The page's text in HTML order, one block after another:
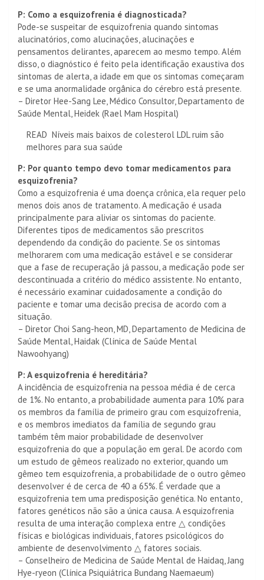
P: Como a esquizofrenia é diagnosticada?
Pode-se suspeitar de esquizofrenia quando sintomas
alucinatórios, como alucinações, alucinações e
pensamentos delirantes, aparecem ao mesmo tempo. Além
disso, o diagnóstico é feito pela identificação exaustiva dos
sintomas de alerta, a idade em que os sintomas começaram
e se uma anormalidade orgânica do cérebro está presente.
– Diretor Hee-Sang Lee, Médico Consultor, Departamento de
Saúde Mental, Heidek (Rael Mam Hospital)
READ Níveis mais baixos de colesterol LDL ruim são
melhores para sua saúde
P: Por quanto tempo devo tomar medicamentos para
esquizofrenia?
Como a esquizofrenia é uma doença crônica, ela requer pelo
menos dois anos de tratamento. A medicação é usada
principalmente para aliviar os sintomas do paciente.
Diferentes tipos de medicamentos são prescritos
dependendo da condição do paciente. Se os sintomas
melhorarem com uma medicação estável e se considerar
que a fase de recuperação já passou, a medicação pode ser
descontinuada a critério do médico assistente. No entanto,
é necessário examinar cuidadosamente a condição do
paciente e tomar uma decisão precisa de acordo com a
situação.
– Diretor Choi Sang-heon, MD, Departamento de Medicina de
Saúde Mental, Haidak (Clínica de Saúde Mental
Nawoohyang)
P: A esquizofrenia é hereditária?
A incidência de esquizofrenia na pessoa média é de cerca
de 1%. No entanto, a probabilidade aumenta para 10% para
os membros da família de primeiro grau com esquizofrenia,
e os membros imediatos da família de segundo grau
também têm maior probabilidade de desenvolver
esquizofrenia do que a população em geral. De acordo com
um estudo de gêmeos realizado no exterior, quando um
gêmeo tem esquizofrenia, a probabilidade de o outro gêmeo
desenvolver é de cerca de 40 a 65%. É verdade que a
esquizofrenia tem uma predisposição genética. No entanto,
fatores genéticos não são a única causa. A esquizofrenia
resulta de uma interação complexa entre △ condições
físicas e biológicas individuais, fatores psicológicos do
ambiente de desenvolvimento △ fatores sociais.
– Conselheiro de Medicina de Saúde Mental de Haidaq, Jang
Hye-ryeon (Clínica Psiquiátrica Bundang Naemaeum)